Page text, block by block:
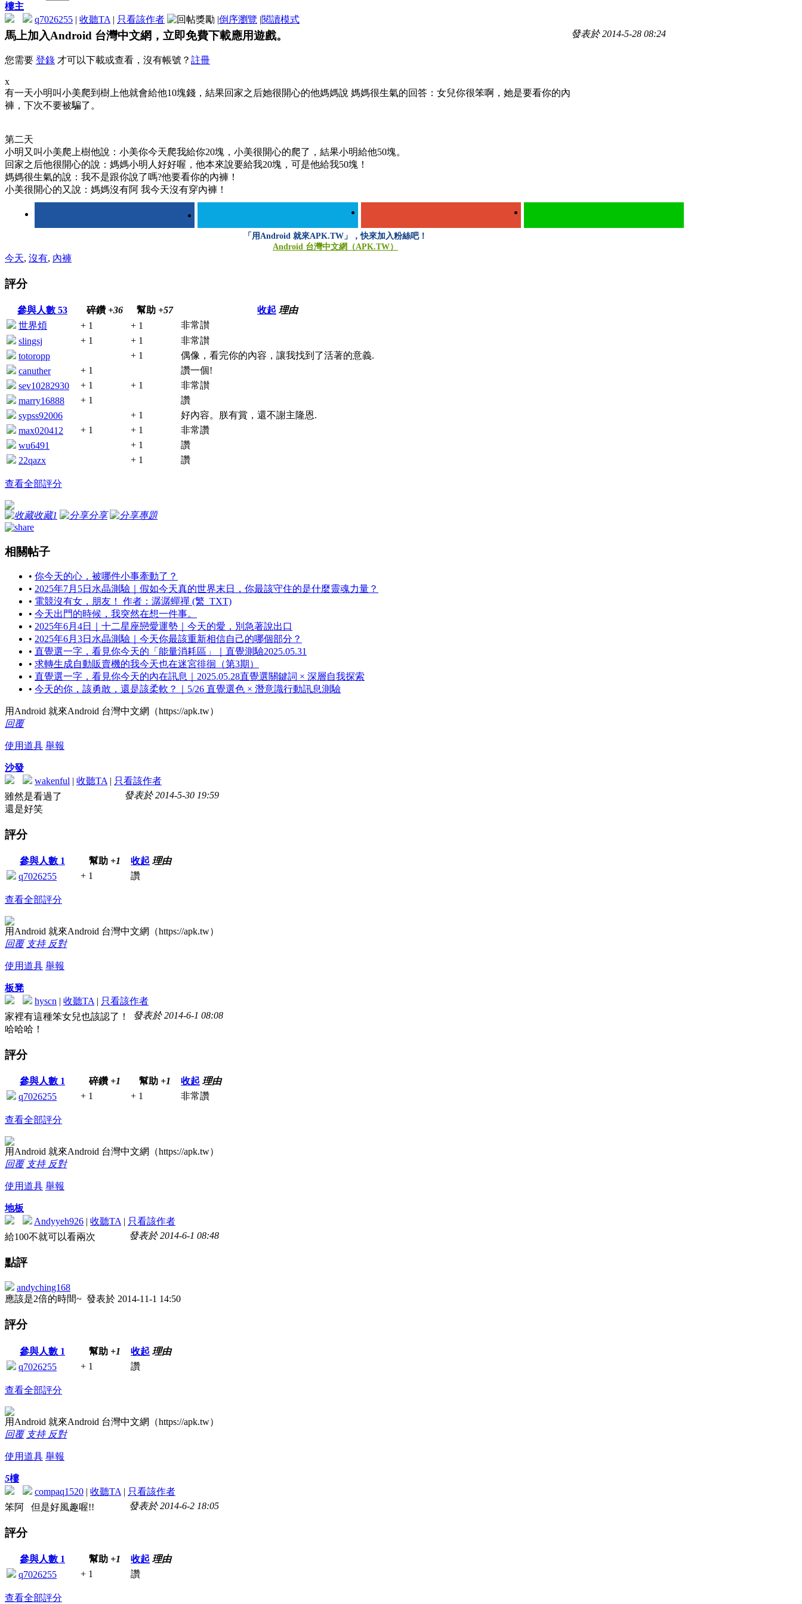
樓主
q7026255 | 收聽TA | 只看該作者 |倒序瀏覽 |閱讀模式
發表於 2014-5-28 08:24
馬上加入Android 台灣中文網，立即免費下載應用遊戲。
您需要 登錄 才可以下載或查看，沒有帳號？ 註冊
x
有一天小明叫小美爬到樹上他就會給他10塊錢，結果回家之后她很開心的他媽媽說 媽媽很生氣的回答：女兒你很笨啊，她是要看你的內
褲，下次不要被騙了。
第二天
小明又叫小美爬上樹他說：小美你今天爬我給你20塊，小美很開心的爬了，結果小明給他50塊。
回家之后他很開心的說：媽媽小明人好好喔，他本來說要給我20塊，可是他給我50塊！
媽媽很生氣的說：我不是跟你說了嗎?他要看你的內褲！
小美很開心的又說：媽媽沒有阿 我今天沒有穿內褲！
「用Android 就來APK.TW」，快來加入粉絲吧！
Android 台灣中文網（APK.TW）
今天, 沒有, 內褲
評分
參與人數 53 碎鑽 +36 幫助 +57 收起 理由
世界煩
+ 1 + 1
非常讃
slingsj
+ 1 + 1
非常讃
totoropp
+ 1
偶像，看完你的內容，讓我找到了活著的意義.
canuther
+ 1
讚一個!
sev10282930
+ 1 + 1
非常讃
marry16888
+ 1
讚
sypss92006
+ 1
好內容。朕有賞，還不謝主隆恩.
max020412
+ 1 + 1
非常讚
wu6491
+ 1
讚
22qazx
+ 1 讚
查看全部評分
收藏1 分享 專題
相關帖子
• 你今天的心，被哪件小事牽動了？
• 2025年7月5日水晶測驗｜假如今天真的世界末日，你最該守住的是什麼靈魂力量？
• 電競沒有女，朋友！ 作者：潺潺蟬禪 (繁_TXT)
• 今天出門的時候，我突然在想一件事。
• 2025年6月4日｜十二星座戀愛運勢｜今天的愛，別急著說出口
• 2025年6月3日水晶測驗｜今天你最該重新相信自己的哪個部分？
• 直覺選一字，看見你今天的「能量消耗區」｜直覺測驗2025.05.31
• 求轉生成自動販賣機的我今天也在迷宮徘徊（第3期）
• 直覺選一字，看見你今天的內在訊息｜2025.05.28直覺選關鍵詞 × 深層自我探索
• 今天的你，該勇敢，還是該柔軟？｜5/26 直覺選色 × 潛意識行動訊息測驗
用Android 就來Android 台灣中文網（https://apk.tw）
回覆
使用道具 舉報
沙發
wakenful | 收聽TA | 只看該作者
發表於 2014-5-30 19:59
雖然是看過了
還是好笑
評分
參與人數 1 幫助 +1 收起 理由
q7026255
+ 1 讚
查看全部評分
用Android 就來Android 台灣中文網（https://apk.tw）
回覆 支持 反對
使用道具 舉報
板凳
hyscn | 收聽TA | 只看該作者
發表於 2014-6-1 08:08
家裡有這種笨女兒也該認了！
哈哈哈！
評分
參與人數 1 碎鑽 +1 幫助 +1 收起 理由
q7026255
+ 1 + 1 非常讚
查看全部評分
用Android 就來Android 台灣中文網（https://apk.tw）
回覆 支持 反對
使用道具 舉報
地板
Andyyeh926 | 收聽TA | 只看該作者
發表於 2014-6-1 08:48
給100不就可以看兩次
點評
andyching168
應該是2倍的時間~ 發表於 2014-11-1 14:50
評分
參與人數 1 幫助 +1 收起 理由
q7026255
+ 1 讚
查看全部評分
用Android 就來Android 台灣中文網（https://apk.tw）
回覆 支持 反對
使用道具 舉報
5樓
compaq1520 | 收聽TA | 只看該作者
發表於 2014-6-2 18:05
笨阿 但是好風趣喔!!
評分
參與人數 1 幫助 +1 收起 理由
q7026255
+ 1 讚
查看全部評分